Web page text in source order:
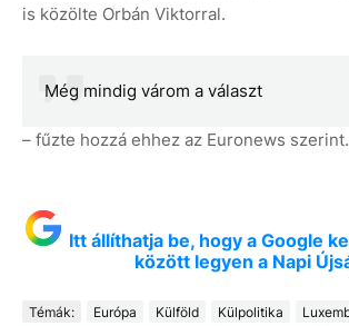
is közölte Orbán Viktorral.
Még mindig várom a választ
– fűzte hozzá ehhez az Euronews szerint.
Itt állíthatja be, hogy a Google
között legyen a Napi
Témák: Európa Külföld Külpolitika